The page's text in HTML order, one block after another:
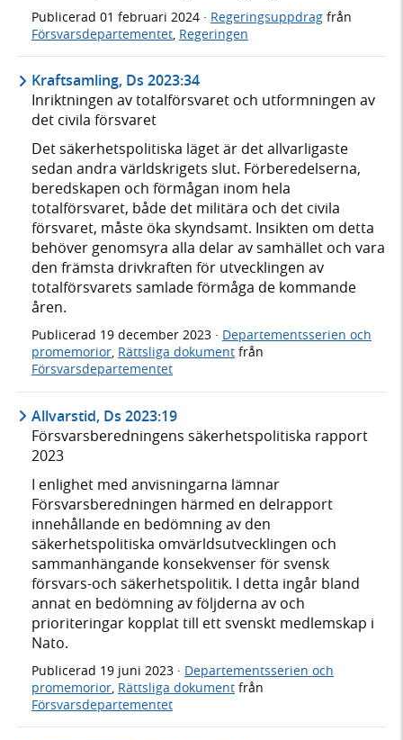
Publicerad 01 februari 2024 · Regeringsuppdrag från
Försvarsdepartementet Regeringen
Kraftsamling, Ds 2023:34
Inriktningen av totalförsvaret och utformningen av
det civila försvaret
Det säkerhetspolitiska läget är det allvarligaste
sedan andra världskrigets slut. Förberedelserna,
beredskapen och förmågan inom hela
totalförsvaret, både det militära och det civila
försvaret, måste öka skyndsamt. Insikten om detta
behöver genomsyra alla delar av samhället och vara
den främsta drivkraften för utvecklingen av
totalförsvarets samlade förmåga de kommande
åren.
Publicerad 19 december 2023 · Departementsserien och
promemorior, Rättsliga dokument från
Försvarsdepartementet
Allvarstid, Ds 2023:19
Försvarsberedningens säkerhetspolitiska rapport
2023
I enlighet med anvisningarna lämnar
Försvarsberedningen härmed en delrapport
innehållande en bedömning av den
säkerhetspolitiska omvärldsutvecklingen och
sammanhängande konsekvenser för svensk
försvars-och säkerhetspolitik. I detta ingår bland
annat en bedömning av följderna av och
prioriteringar kopplat till ett svenskt medlemskap i
Nato.
Publicerad 19 juni 2023 · Departementsserien och
promemorior, Rättsliga dokument från
Försvarsdepartementet